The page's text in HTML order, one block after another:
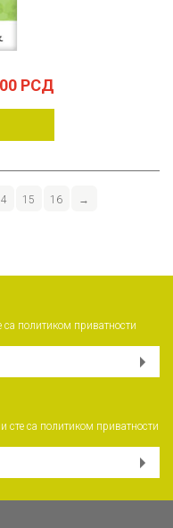
РСД
15 16 →
са политиком приватности
сте са политиком приватности